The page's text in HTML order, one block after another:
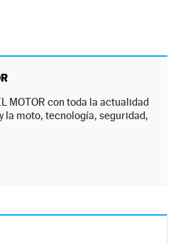
MOTOR con toda la actualidad
la moto, tecnología, seguridad,